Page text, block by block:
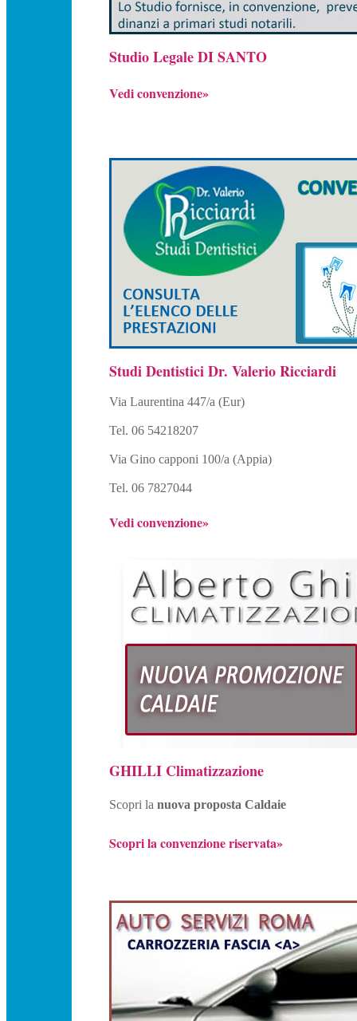
Studio Legale DI SANTO
Vedi convenzione»
Studi Dentistici Dr. Valerio Ricciardi
Via Laurentina 447/a (Eur)
Tel. 06 54218207
Via Gino capponi 100/a (Appia)
Tel. 06 7827044
Vedi convenzione»
GHILLI Climatizzazione
Scopri la nuova proposta Caldaie
Scopri la convenzione riservata»